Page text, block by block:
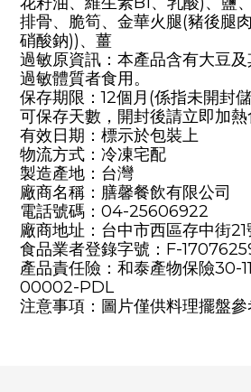
排骨、脆筍、金華火腿(豬後腿
硝酸鈉))、薑
過敏原資訊：本產品含有大豆
過敏體質者食用。
保存期限：12個月(係指未開封
可保存天數，開封後請立即加
有效日期：標示於包裝上
物流方式：冷凍宅配
製造產地：台灣
廠商名稱：膳馨餐飲有限公司
電話號碼：04-25606922
廠商地址：台中市西區存中街21
食品業者登錄字號：F-
產品責任險：和泰產物保險30-
00002-PDL
注意事項：圖片僅供料理擺盤